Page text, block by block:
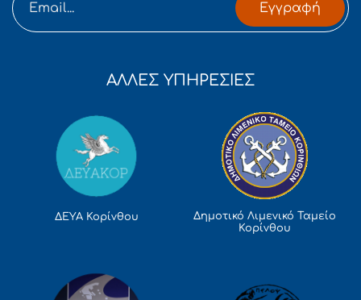
Εγγραφή
ΑΛΛΕΣ ΥΠΗΡΕΣΙΕΣ
ΔΕΥΑ Κορίνθου
Δημοτικό Λιμενικό Ταμείο
Κορίνθου